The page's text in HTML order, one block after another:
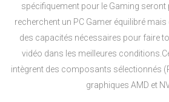
spécifiquement pour le Gaming
recherchent un PC Gamer équilibré
des capacités nécessaires pour faire
vidéo dans les meilleures
intègrent des composants sélectionnés
graphiques AMD et